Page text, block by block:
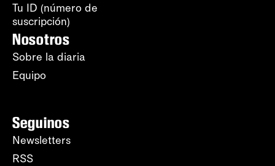
Tu ID (número de
suscripción)
Nosotros
Sobre la diaria
Equipo
Seguinos
Newsletters
RSS